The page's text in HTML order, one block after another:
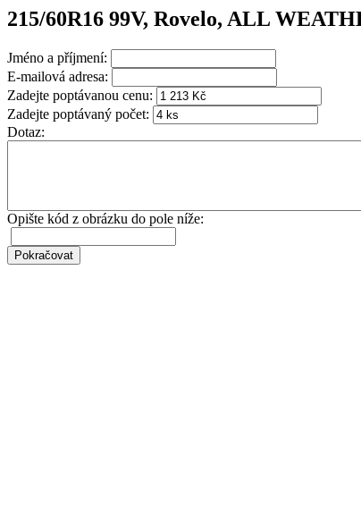
215/60R16 99V, Rovelo, ALL
Jméno a příjmení:
E-mailová adresa:
Zadejte poptávanou cenu:
Zadejte poptávaný počet:
Dotaz:
Opište kód z obrázku do pole níže: